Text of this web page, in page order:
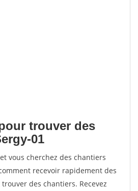
trouver des
01
vous cherchez des chantiers
recevoir rapidement des
des chantiers. Recevez